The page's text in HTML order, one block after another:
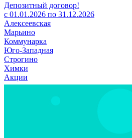
Депозитный договор!
с 01.01.2026 по 31.12.2026
Алексеевская
Марьино
Коммунарка
Юго-Западная
Строгино
Химки
Акции